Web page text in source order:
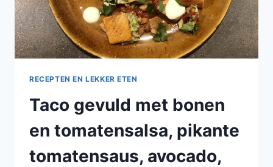
RECEPTEN EN LEKKER ETEN
Taco gevuld met bonen
en tomatensalsa, pikante
tomatensaus, avocado,